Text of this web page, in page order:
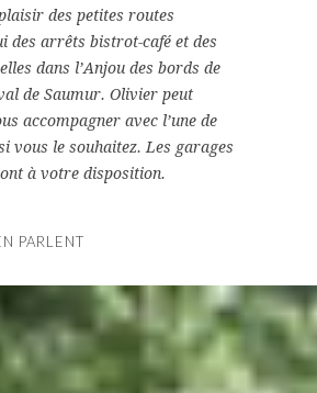
des petites routes
des arrêts bistrot-café et des
dans l’Anjou des bords de
de Saumur. Olivier peut
accompagner avec l’une de
vous le souhaitez. Les garages
à votre disposition.
PARLENT